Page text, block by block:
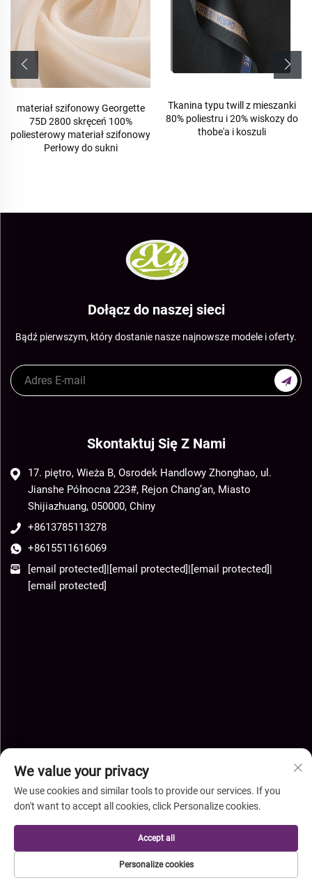
materiał szifonowy Georgette
75D 2800 skręceń 100%
poliesterowy materiał szifonowy
Perłowy do sukni
Tkanina typu twill z mieszanki
80% poliestru i 20% wiskozy do
thobe'a i koszuli
Dołącz do naszej sieci
Bądź pierwszym, który dostanie nasze najnowsze modele i oferty.
Skontaktuj Się Z Nami
17. piętro, Wieża B, Osrodek Handlowy Zhonghao, ul.
Jianshe Północna 223#, Rejon Chang’an, Miasto
Shijiazhuang, 050000, Chiny
+8613785113278
+8615511616069
[email protected]|[email protected]|[email protected]|
[email protected]
Prawa autorskie © Hebei Xingye Import Export Co., Ltd. Wszelkie
prawa zastrzeżone-Polityka prywatności
We value your privacy
We use cookies and similar tools to provide our services. If you
don't want to accept all cookies, click Personalize cookies.
Personalize cookies
Accept all